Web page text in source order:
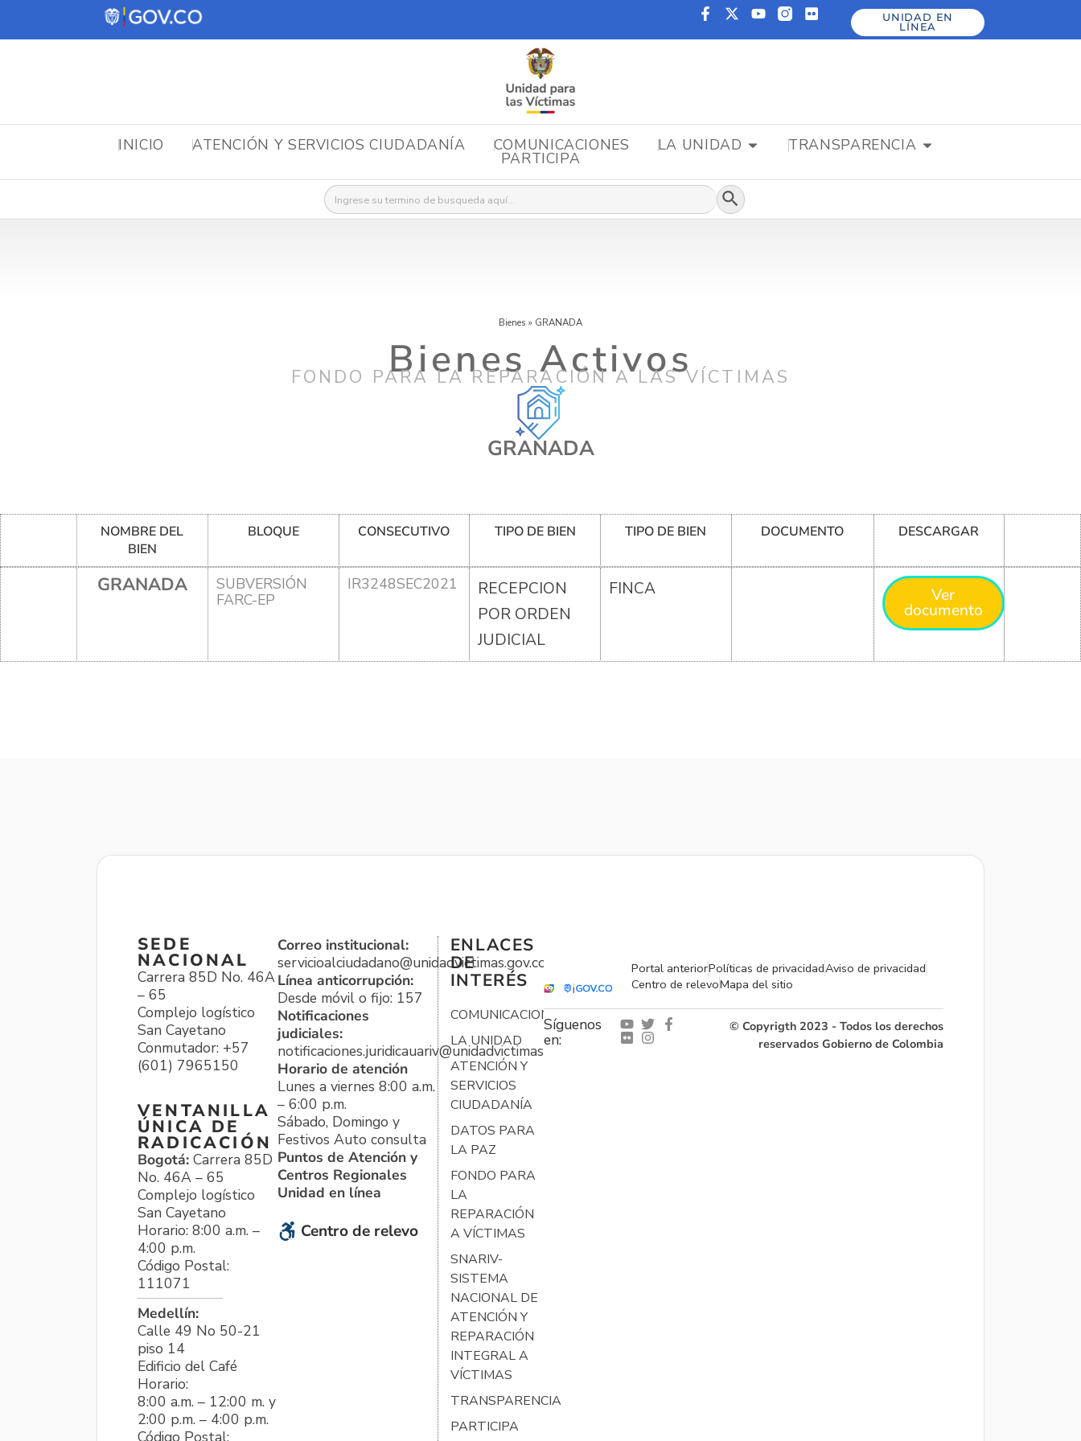
UNIDAD EN
LÍNEA
INICIO ATENCIÓN Y SERVICIOS CIUDADANÍA COMUNICACIONES LA UNIDAD TRANSPARENCIA
PARTICIPA
Buscar: Botón de búsqueda
Bienes » GRANADA
Bienes Activos
FONDO PARA LA REPARACIÓN A LAS VÍCTIMAS
GRANADA
NOMBRE DEL
BIEN
BLOQUE CONSECUTIVO TIPO DE BIEN TIPO DE BIEN DOCUMENTO DESCARGAR
GRANADA
SUBVERSIÓN
FARC-EP
IR3248SEC2021
RECEPCION
POR ORDEN
JUDICIAL
FINCA Ver
documento
SEDE
NACIONAL
Carrera 85D No. 46A
– 65
Complejo logístico
San Cayetano
Conmutador: +57
(601) 7965150
VENTANILLA
ÚNICA DE
RADICACIÓN
Bogotá: Carrera 85D
No. 46A – 65
Complejo logístico
San Cayetano
Horario: 8:00 a.m. –
4:00 p.m.
Código Postal:
111071
Medellín:
Calle 49 No 50-21
piso 14
Edificio del Café
Horario:
8:00 a.m. – 12:00 m. y
2:00 p.m. – 4:00 p.m.
Correo institucional:
servicioalciudadano@unidadvictimas.gov.co
Línea anticorrupción:
Desde móvil o fijo: 157
Notificaciones
judiciales:
notificaciones.juridicauariv@unidadvictimas.gov.co
Horario de atención
Lunes a viernes 8:00 a.m.
– 6:00 p.m.
Sábado, Domingo y
Festivos Auto consulta
Puntos de Atención y
Centros Regionales
Unidad en línea
Centro de relevo
ENLACES
DE
INTERÉS
COMUNICACIONES
LA UNIDAD
ATENCIÓN Y
SERVICIOS
CIUDADANÍA
DATOS PARA
LA PAZ
FONDO PARA
LA
REPARACIÓN
A VÍCTIMAS
SNARIV-
SISTEMA
NACIONAL DE
ATENCIÓN Y
REPARACIÓN
INTEGRAL A
VÍCTIMAS
TRANSPARENCIA
PARTICIPA
Portal anteriorPolíticas de privacidadAviso de privacidad
Centro de relevoMapa del sitio
Síguenos
en:
© Copyrigth 2023 - Todos los derechos
reservados Gobierno de Colombia